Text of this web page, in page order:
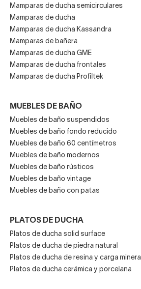
Mamparas de ducha semicirculares
Mamparas de ducha
Mamparas de ducha Kassandra
Mamparas de bañera
Mamparas de ducha GME
Mamparas de ducha frontales
Mamparas de ducha Profiltek
MUEBLES DE BAÑO
Muebles de baño suspendidos
Muebles de baño fondo reducido
Muebles de baño 60 centímetros
Muebles de baño modernos
Muebles de baño rústicos
Muebles de baño vintage
Muebles de baño con patas
PLATOS DE DUCHA
Platos de ducha solid surface
Platos de ducha de piedra natural
Platos de ducha de resina y carga mineral
Platos de ducha cerámica y porcelana